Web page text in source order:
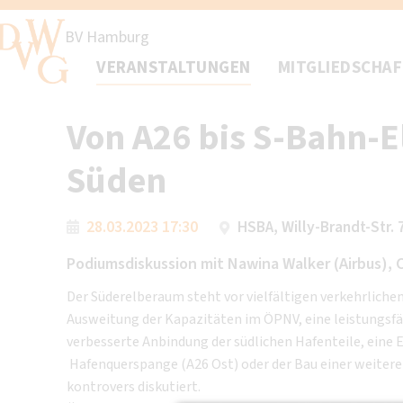
BV Hamburg
VERANSTALTUNGEN
Von A26 bis S-
Süden
28.03.2023 17:30 HSBA, Willy-Brandt-Str.
Podiumsdiskussion mit Nawina Walker
Der Süderelberaum steht vor vielfältigen
Ausweitung der Kapazitäten im ÖPNV, eine
verbesserte Anbindung der südlichen Hafenteile,
Hafenquerspange (A26 Ost) oder der Bau einer
kontrovers diskutiert.